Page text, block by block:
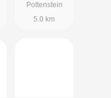
Pottenstein
5.0 km